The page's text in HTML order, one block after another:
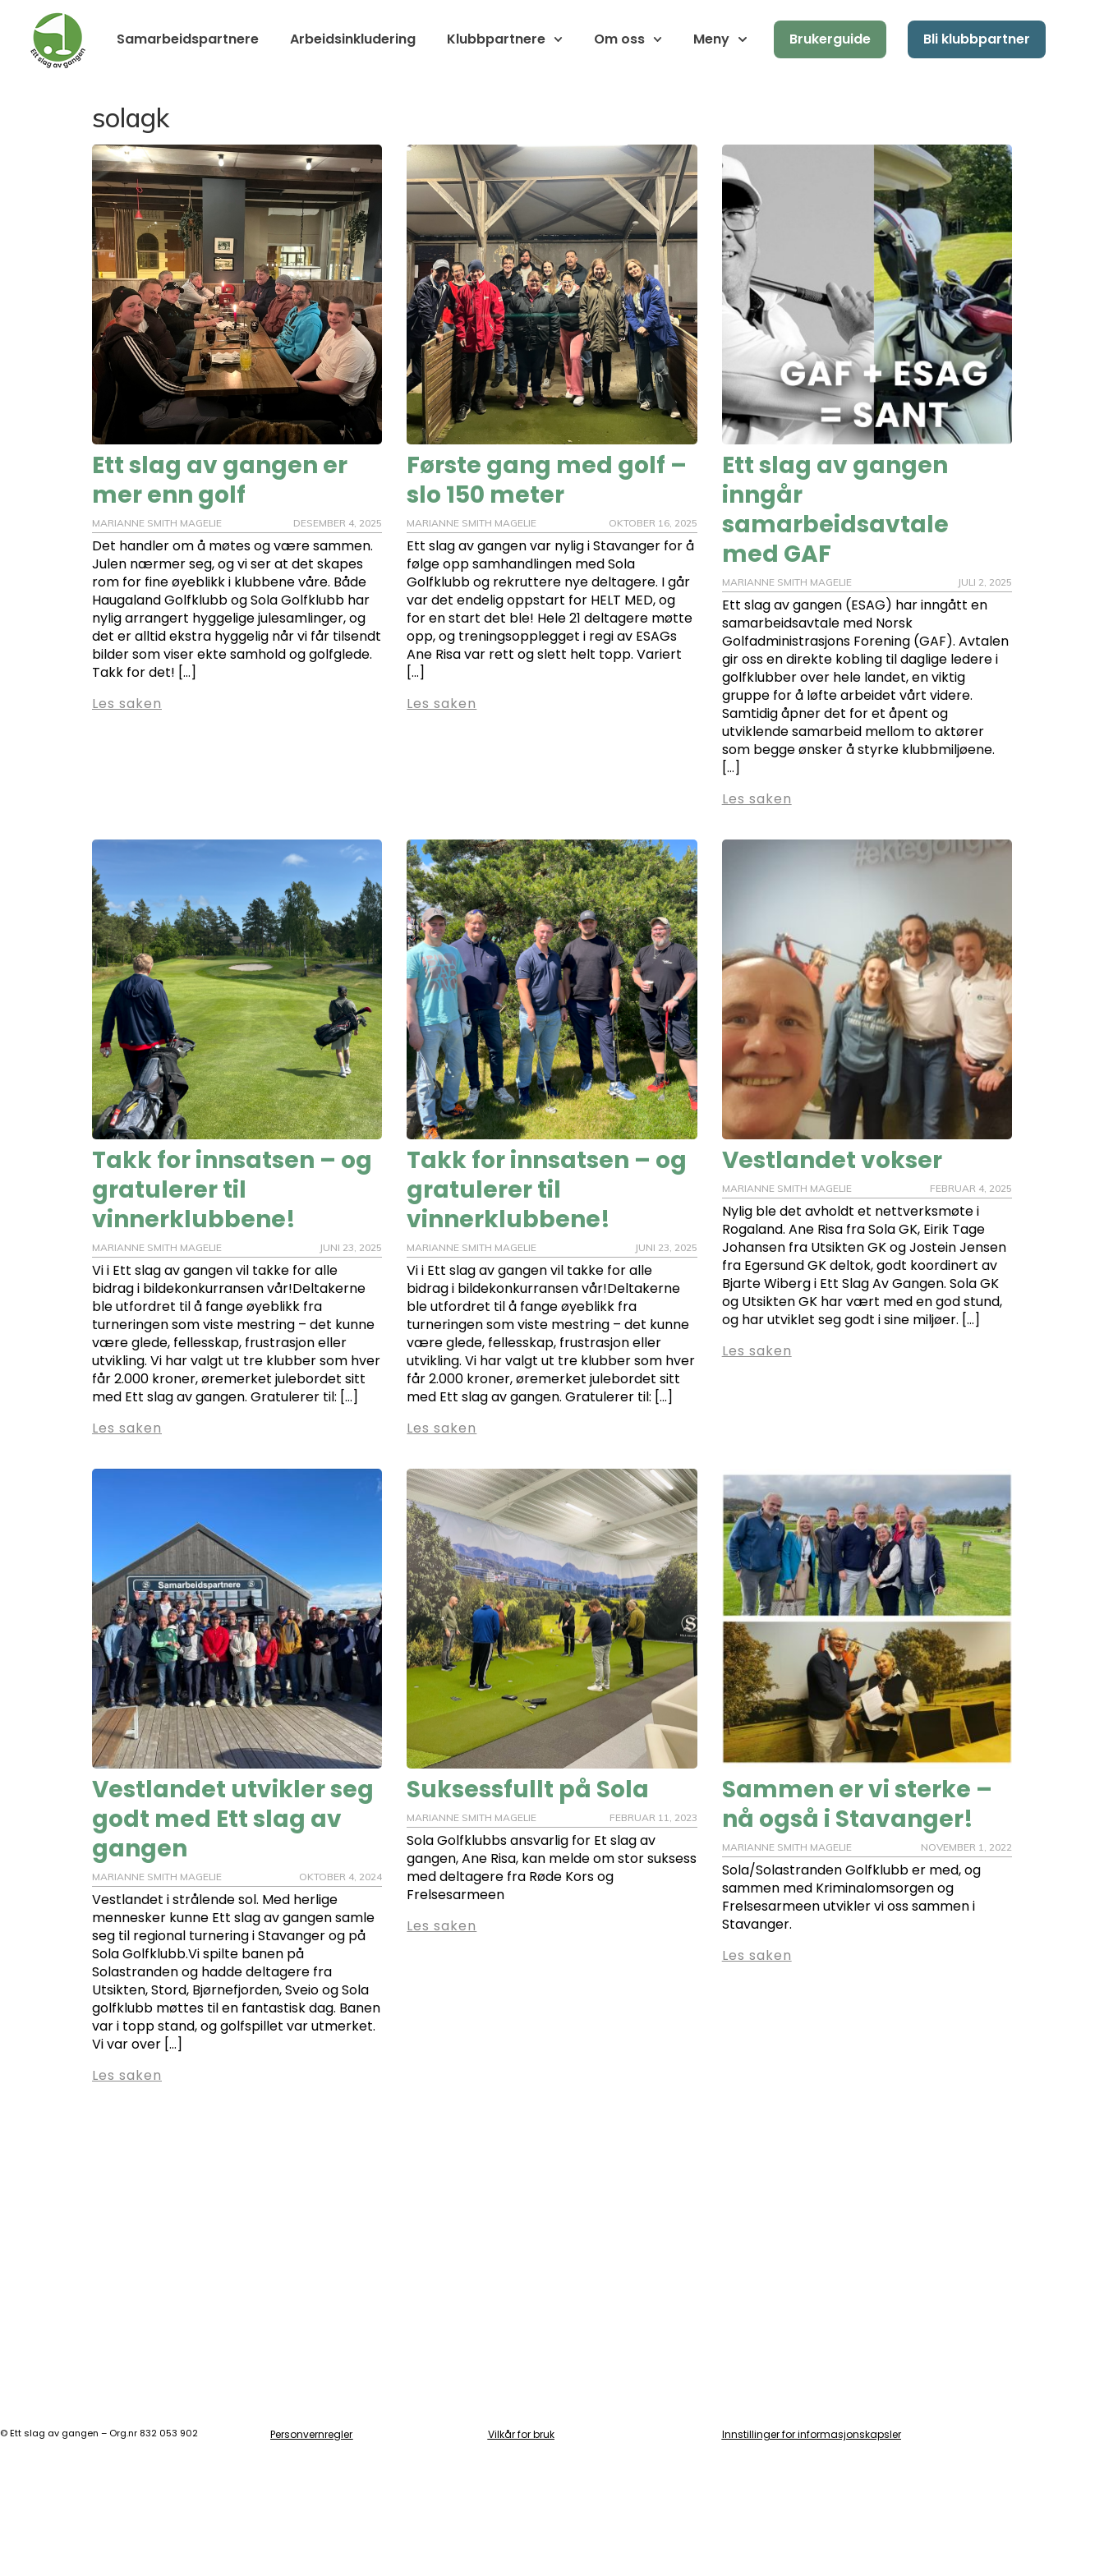
Samarbeidspartnere Arbeidsinkludering Klubbpartnere Om oss Meny Brukerguide Bli klubbpartner
solagk
Ett slag av gangen er
mer enn golf
MARIANNE SMITH MAGELIE DESEMBER 4, 2025
Det handler om å møtes og være sammen.
Julen nærmer seg, og vi ser at det skapes
rom for fine øyeblikk i klubbene våre. Både
Haugaland Golfklubb og Sola Golfklubb har
nylig arrangert hyggelige julesamlinger, og
det er alltid ekstra hyggelig når vi får tilsendt
bilder som viser ekte samhold og golfglede.
Takk for det! […]
Les saken
Første gang med golf –
slo 150 meter
MARIANNE SMITH MAGELIE OKTOBER 16, 2025
Ett slag av gangen var nylig i Stavanger for å
følge opp samhandlingen med Sola
Golfklubb og rekruttere nye deltagere. I går
var det endelig oppstart for HELT MED, og
for en start det ble! Hele 21 deltagere møtte
opp, og treningsopplegget i regi av ESAGs
Ane Risa var rett og slett helt topp. Variert
[…]
Les saken
Ett slag av gangen
inngår
samarbeidsavtale
med GAF
MARIANNE SMITH MAGELIE JULI 2, 2025
Ett slag av gangen (ESAG) har inngått en
samarbeidsavtale med Norsk
Golfadministrasjons Forening (GAF). Avtalen
gir oss en direkte kobling til daglige ledere i
golfklubber over hele landet, en viktig
gruppe for å løfte arbeidet vårt videre.
Samtidig åpner det for et åpent og
utviklende samarbeid mellom to aktører
som begge ønsker å styrke klubbmiljøene.
[…]
Les saken
Takk for innsatsen – og
gratulerer til
vinnerklubbene!
MARIANNE SMITH MAGELIE JUNI 23, 2025
Vi i Ett slag av gangen vil takke for alle
bidrag i bildekonkurransen vår!Deltakerne
ble utfordret til å fange øyeblikk fra
turneringen som viste mestring – det kunne
være glede, fellesskap, frustrasjon eller
utvikling. Vi har valgt ut tre klubber som hver
får 2.000 kroner, øremerket julebordet sitt
med Ett slag av gangen. Gratulerer til: […]
Les saken
Takk for innsatsen – og
gratulerer til
vinnerklubbene!
MARIANNE SMITH MAGELIE JUNI 23, 2025
Vi i Ett slag av gangen vil takke for alle
bidrag i bildekonkurransen vår!Deltakerne
ble utfordret til å fange øyeblikk fra
turneringen som viste mestring – det kunne
være glede, fellesskap, frustrasjon eller
utvikling. Vi har valgt ut tre klubber som hver
får 2.000 kroner, øremerket julebordet sitt
med Ett slag av gangen. Gratulerer til: […]
Les saken
Vestlandet vokser
MARIANNE SMITH MAGELIE FEBRUAR 4, 2025
Nylig ble det avholdt et nettverksmøte i
Rogaland. Ane Risa fra Sola GK, Eirik Tage
Johansen fra Utsikten GK og Jostein Jensen
fra Egersund GK deltok, godt koordinert av
Bjarte Wiberg i Ett Slag Av Gangen. Sola GK
og Utsikten GK har vært med en god stund,
og har utviklet seg godt i sine miljøer. […]
Les saken
Vestlandet utvikler seg
godt med Ett slag av
gangen
MARIANNE SMITH MAGELIE OKTOBER 4, 2024
Vestlandet i strålende sol. Med herlige
mennesker kunne Ett slag av gangen samle
seg til regional turnering i Stavanger og på
Sola Golfklubb.Vi spilte banen på
Solastranden og hadde deltagere fra
Utsikten, Stord, Bjørnefjorden, Sveio og Sola
golfklubb møttes til en fantastisk dag. Banen
var i topp stand, og golfspillet var utmerket.
Vi var over […]
Les saken
Suksessfullt på Sola
MARIANNE SMITH MAGELIE FEBRUAR 11, 2023
Sola Golfklubbs ansvarlig for Et slag av
gangen, Ane Risa, kan melde om stor suksess
med deltagere fra Røde Kors og
Frelsesarmeen
Les saken
Sammen er vi sterke –
nå også i Stavanger!
MARIANNE SMITH MAGELIE NOVEMBER 1, 2022
Sola/Solastranden Golfklubb er med, og
sammen med Kriminalomsorgen og
Frelsesarmeen utvikler vi oss sammen i
Stavanger.
Les saken
©Ett slag av gangen – Org.nr 832 053 902 Personvernregler Vilkår for bruk Innstillinger for informasjonskapsler